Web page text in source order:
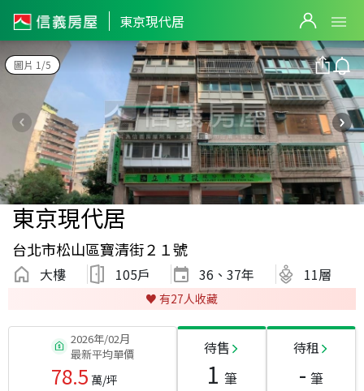
東京現代居
圖片 1/5
東京現代居
台北市松山區寶清街２１號
大樓 105戶 36、37年 11層
♥️ 有27人收藏
2026年/02月
最新平均單價
78.5 萬/坪
待售
1 筆
待租
- 筆